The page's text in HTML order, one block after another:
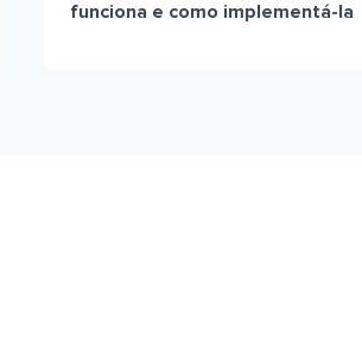
funciona e como implementá-la